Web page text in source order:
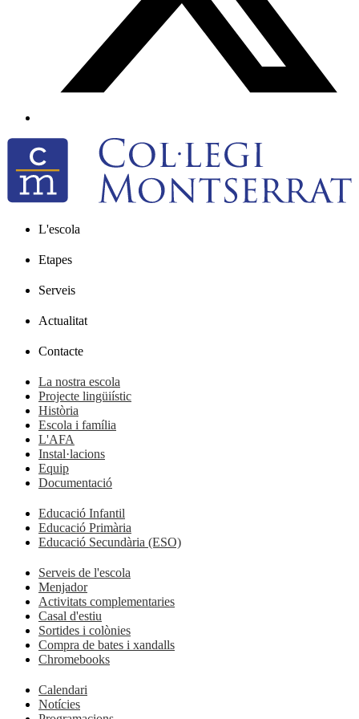
L'escola
Etapes
Serveis
Actualitat
Contacte
La nostra escola
Projecte lingüiístic
Història
Escola i família
L'AFA
Instal·lacions
Equip
Documentació
Educació Infantil
Educació Primària
Educació Secundària (ESO)
Serveis de l'escola
Menjador
Activitats complementaries
Casal d'estiu
Sortides i colònies
Compra de bates i xandalls
Chromebooks
Calendari
Notícies